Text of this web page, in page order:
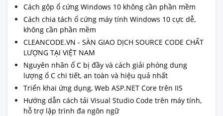
Cách gộp ổ cứng Windows 10 không cần phần mềm
Cách chia tách ổ cứng máy tính Windows 10 cực dễ,
không cần phần mềm
CLEANCODE.VN - SÀN GIAO DỊCH SOURCE CODE CHẤT
LƯỢNG TẠI VIỆT NAM
Nguyên nhân ổ C bị đầy và cách giải phóng dung
lượng ổ C chi tiết, an toàn và hiệu quả nhất
Triển khai ứng dụng, Web ASP.NET Core trên IIS
Hướng dẫn cách tải Visual Studio Code trên máy tính,
hỗ trợ lập trình đa ngôn ngữ